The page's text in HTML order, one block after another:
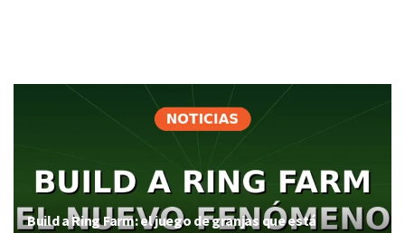
Build a Ring Farm: el juego de granjas que está